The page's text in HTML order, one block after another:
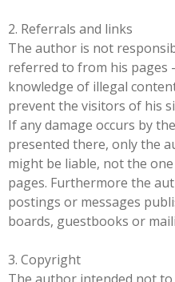
2. Referrals and links
The author is not
referred to from his pages
knowledge of illegal
prevent the visitors of his
If any damage occurs by
presented there, only the
might be liable, not the
pages. Furthermore the
postings or messages
boards, guestbooks or
3. Copyright